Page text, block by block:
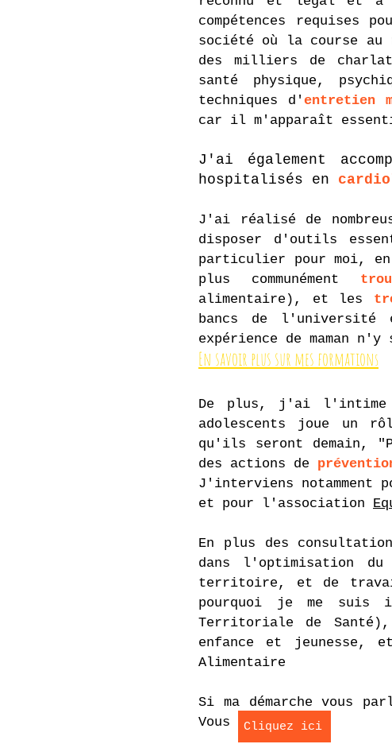
compétences requises
société où la course
des milliers de
santé physique,
techniques d'entretien
car il m'apparaît
J'ai également
hospitalisés en
J'ai réalisé de
disposer d'outils
particulier pour moi,
plus communément
alimentaire), et les
bancs de l'université
expérience de maman
En savoir plus sur mes formations
De plus, j'ai l'intime
adolescents joue un
qu'ils seront demain,
des actions de
J'interviens notamment
et pour l'association
En plus des
dans l'optimisation
territoire, et de
pourquoi je me suis
Territoriale de
enfance et jeunesse,
Alimentaire
Si ma démarche vous
Vous
Cliquez ici